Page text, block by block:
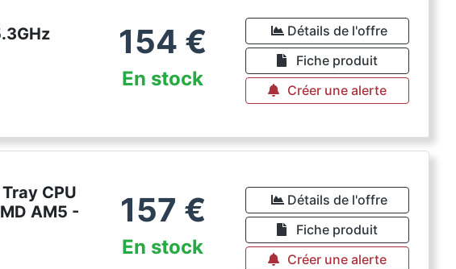
154 €
En stock
Détails de l'offre
Fiche produit
Créer une alerte
CPU
AM5 -
157 €
En stock
Détails de l'offre
Fiche produit
Créer une alerte